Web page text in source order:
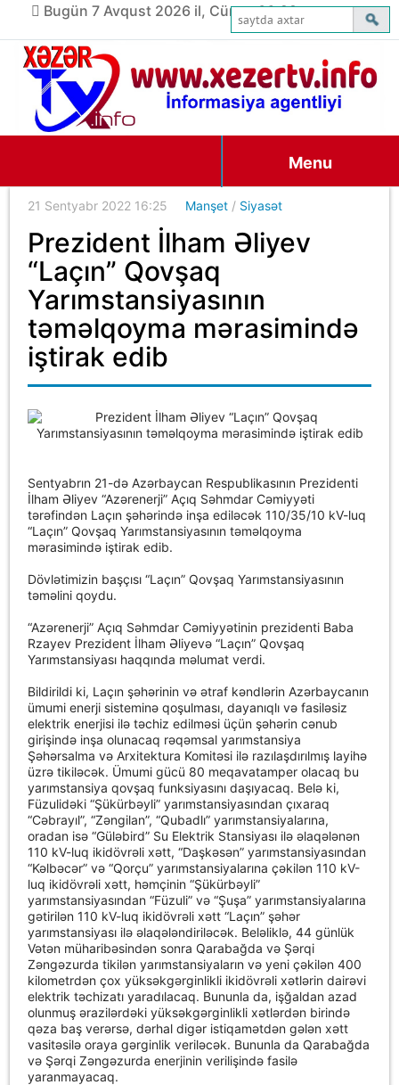
Bugün 7 Avqust 2026 il, Cümə, 06:29
Menu
21 Sentyabr 2022 16:25 Manşet / Siyasət
Prezident İlham Əliyev
“Laçın” Qovşaq
Yarımstansiyasının
təməlqoyma mərasimində
iştirak edib
Sentyabrın 21-də Azərbaycan Respublikasının Prezidenti
İlham Əliyev “Azərenerji” Açıq Səhmdar Cəmiyyəti
tərəfindən Laçın şəhərində inşa ediləcək 110/35/10 kV-luq
“Laçın” Qovşaq Yarımstansiyasının təməlqoyma
mərasimində iştirak edib.
Dövlətimizin başçısı “Laçın” Qovşaq Yarımstansiyasının
təməlini qoydu.
“Azərenerji” Açıq Səhmdar Cəmiyyətinin prezidenti Baba
Rzayev Prezident İlham Əliyevə “Laçın” Qovşaq
Yarımstansiyası haqqında məlumat verdi.
Bildirildi ki, Laçın şəhərinin və ətraf kəndlərin Azərbaycanın
ümumi enerji sisteminə qoşulması, dayanıqlı və fasiləsiz
elektrik enerjisi ilə təchiz edilməsi üçün şəhərin cənub
girişində inşa olunacaq rəqəmsal yarımstansiya
Şəhərsalma və Arxitektura Komitəsi ilə razılaşdırılmış layihə
üzrə tikiləcək. Ümumi gücü 80 meqavatamper olacaq bu
yarımstansiya qovşaq funksiyasını daşıyacaq. Belə ki,
Füzulidəki “Şükürbəyli” yarımstansiyasından çıxaraq
“Cəbrayıl”, “Zəngilan”, “Qubadlı” yarımstansiyalarına,
oradan isə “Güləbird” Su Elektrik Stansiyası ilə əlaqələnən
110 kV-luq ikidövrəli xətt, “Daşkəsən” yarımstansiyasından
“Kəlbəcər” və “Qorçu” yarımstansiyalarına çəkilən 110 kV-
luq ikidövrəli xətt, həmçinin “Şükürbəyli”
yarımstansiyasından “Füzuli” və “Şuşa” yarımstansiyalarına
gətirilən 110 kV-luq ikidövrəli xətt “Laçın” şəhər
yarımstansiyası ilə əlaqələndiriləcək. Beləliklə, 44 günlük
Vətən müharibəsindən sonra Qarabağda və Şərqi
Zəngəzurda tikilən yarımstansiyaların və yeni çəkilən 400
kilometrdən çox yüksəkgərginlikli ikidövrəli xətlərin dairəvi
elektrik təchizatı yaradılacaq. Bununla da, işğaldan azad
olunmuş ərazilərdəki yüksəkgərginlikli xətlərdən birində
qəza baş verərsə, dərhal digər istiqamətdən gələn xətt
vasitəsilə oraya gərginlik veriləcək. Bununla da Qarabağda
və Şərqi Zəngəzurda enerjinin verilişində fasilə
yaranmayacaq.